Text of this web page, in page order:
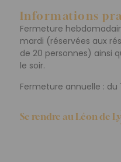
Informations
Fermeture
mardi (réservées aux
de 20 personnes) ainsi
le soir.
Fermeture annuelle : du
Se rendre au Léon de